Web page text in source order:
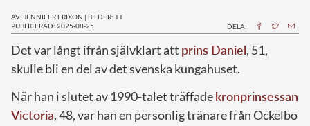
AV: JENNIFER ERIXON | BILDER: TT
PUBLICERAD: 2025-08-25
DELA:
Det var långt ifrån självklart att prins Daniel, 51,
skulle bli en del av det svenska kungahuset.
När han i slutet av 1990-talet träffadekronprinsessan
Victoria, 48, var han en personlig tränare från Ockelbo